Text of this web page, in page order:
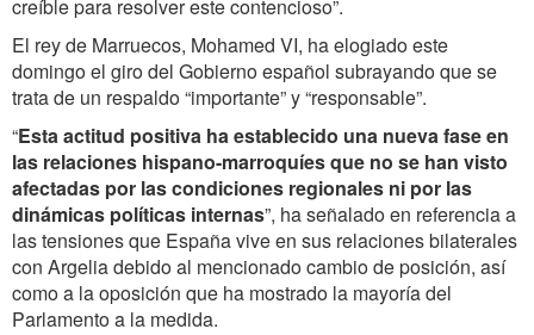
creíble para resolver este contencioso”.
El rey de Marruecos, Mohamed VI, ha elogiado este
domingo el giro del Gobierno español subrayando que se
trata de un respaldo “importante” y “responsable”.
“Esta actitud positiva ha establecido una nueva fase en
las relaciones hispano-marroquíes que no se han visto
afectadas por las condiciones regionales ni por las
dinámicas políticas internas”, ha señalado en referencia a
las tensiones que España vive en sus relaciones bilaterales
con Argelia debido al mencionado cambio de posición, así
como a la oposición que ha mostrado la mayoría del
Parlamento a la medida.